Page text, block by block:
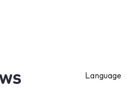
Language